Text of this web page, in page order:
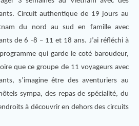
Circuit authentique de 19 jours au
du nord au sud en famille avec
de 6 -8 – 11 et 18 ans. J’ai réfléchi à
qui garde le coté baroudeur,
que ce groupe de 11 voyageurs avec
s’imagine être des aventuriers au
sympa, des repas de spécialité, du
à découvrir en dehors des circuits